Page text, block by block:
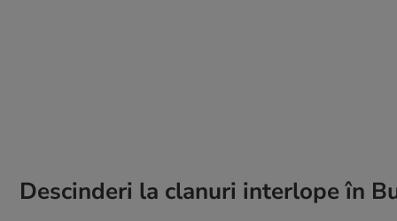
Descinderi la clanuri interlope în